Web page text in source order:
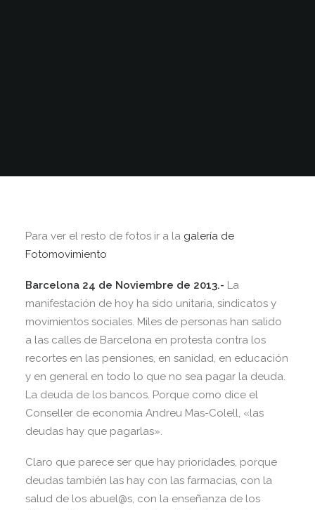
Para ver el resto de fotos ir a la galería de
Fotomovimiento
Barcelona 24 de Noviembre de 2013.- La
manifestación de hoy ha sido unitaria, sindicatos y
movimientos sociales. Miles de personas han salido
a las calles de Barcelona en protesta contra los
recortes en las pensiones, en sanidad, en educación
y en general en todo lo que no sea pagar la deuda.
La deuda de los bancos. Porque como dice el
Conseller de economia Andreu Mas-Colell, «las
deudas hay que pagarlas».
Claro que parece ser que hay prioridades, porque
deudas también las hay con las farmacias, con la
salud de los abuel@s, con la enseñanza de los